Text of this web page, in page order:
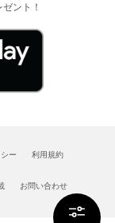
ント！
ー 利用規約
お問い合わせ